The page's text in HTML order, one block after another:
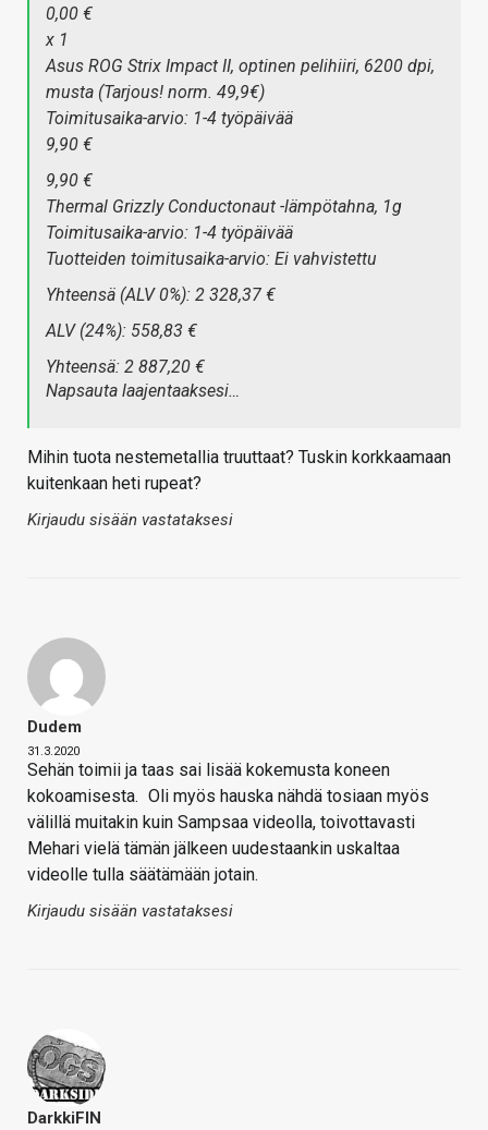
0,00 €
x 1
Asus ROG Strix Impact II, optinen pelihiiri, 6200 dpi,
musta (Tarjous! norm. 49,9€)
Toimitusaika-arvio: 1-4 työpäivää
9,90 €
9,90 €
Thermal Grizzly Conductonaut -lämpötahna, 1g
Toimitusaika-arvio: 1-4 työpäivää
Tuotteiden toimitusaika-arvio: Ei vahvistettu
Yhteensä (ALV 0%): 2 328,37 €
ALV (24%): 558,83 €
Yhteensä: 2 887,20 €
Napsauta laajentaaksesi…
Mihin tuota nestemetallia truuttaat? Tuskin korkkaamaan
kuitenkaan heti rupeat?
Kirjaudu sisään vastataksesi
Dudem
31.3.2020
Sehän toimii ja taas sai lisää kokemusta koneen
kokoamisesta. Oli myös hauska nähdä tosiaan myös
välillä muitakin kuin Sampsaa videolla, toivottavasti
Mehari vielä tämän jälkeen uudestaankin uskaltaa
videolle tulla säätämään jotain.
Kirjaudu sisään vastataksesi
DarkkiFIN